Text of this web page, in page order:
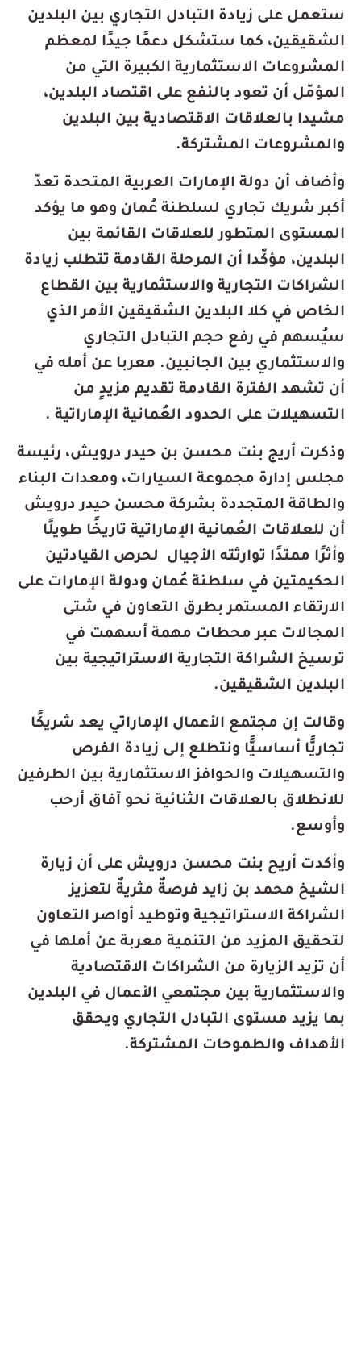
ستعمل على زيادة التبادل التجاري بين البلدين
الشقيقين، كما ستشكل دعمًا جيدًا لمعظم
المشروعات الاستثمارية الكبيرة التي من
المؤمّل أن تعود بالنفع على اقتصاد البلدين،
مشيدا بالعلاقات الاقتصادية بين البلدين
والمشروعات المشتركة.
وأضاف أن دولة الإمارات العربية المتحدة تعدّ
أكبر شريك تجاري لسلطنة عُمان وهو ما يؤكد
المستوى المتطور للعلاقات القائمة بين
البلدين، مؤكّدا أن المرحلة القادمة تتطلب زيادة
الشراكات التجارية والاستثمارية بين القطاع
الخاص في كلا البلدين الشقيقين الأمر الذي
سيُسهم في رفع حجم التبادل التجاري
والاستثماري بين الجانبين. معربا عن أمله في
أن تشهد الفترة القادمة تقديم مزيدٍ من
التسهيلات على الحدود العُمانية الإماراتية .
وذكرت أريج بنت محسن بن حيدر درويش، رئيسة
مجلس إدارة مجموعة السيارات، ومعدات البناء
والطاقة المتجددة بشركة محسن حيدر درويش
أن للعلاقات العُمانية الإماراتية تاريخًا طويلًا
وأثرًا ممتدًا توارثته الأجيال لحرص القيادتين
الحكيمتين في سلطنة عُمان ودولة الإمارات على
الارتقاء المستمر بطرق التعاون في شتى
المجالات عبر محطات مهمة أسهمت في
ترسيخ الشراكة التجارية الاستراتيجية بين
البلدين الشقيقين.
وقالت إن مجتمع الأعمال الإماراتي يعد شريكًا
تجاريًّا أساسيًّا ونتطلع إلى زيادة الفرص
والتسهيلات والحوافز الاستثمارية بين الطرفين
للانطلاق بالعلاقات الثنائية نحو آفاق أرحب
وأوسع.
وأكدت أريح بنت محسن درويش على أن زيارة
الشيخ محمد بن زايد فرصةٌ مثريةٌ لتعزيز
الشراكة الاستراتيجية وتوطيد أواصر التعاون
لتحقيق المزيد من التنمية معربة عن أملها في
أن تزيد الزيارة من الشراكات الاقتصادية
والاستثمارية بين مجتمعي الأعمال في البلدين
بما يزيد مستوى التبادل التجاري ويحقق
الأهداف والطموحات المشتركة.